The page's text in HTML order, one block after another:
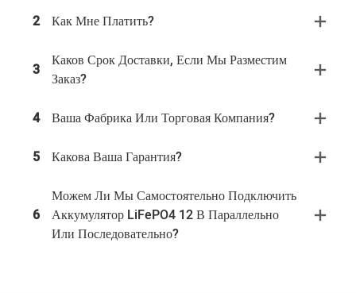
2 Как Мне Платить?
3
Каков Срок Доставки, Если Мы Разместим
Заказ?
4 Ваша Фабрика Или Торговая Компания?
5 Какова Ваша Гарантия?
6
Можем Ли Мы Самостоятельно Подключить
Аккумулятор LiFePO4 12 В Параллельно
Или Последовательно?